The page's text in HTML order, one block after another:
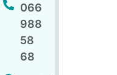
066
988
58
68